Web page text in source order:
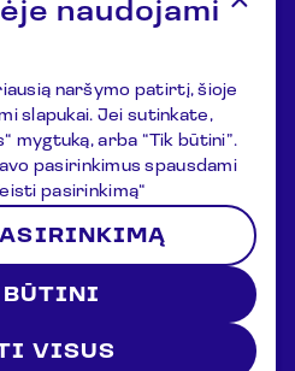
naudojami
naršymo patirtį, šioje
slapukai. Jei sutinkate,
mygtuką, arba “Tik būtini”.
pasirinkimus spausdami
pasirinkimą“
VISUS
g. 10, Čiulėnų
33354, Molėtai
Museum. All rights
Apie muziejųKontaktai
Privatumo politika